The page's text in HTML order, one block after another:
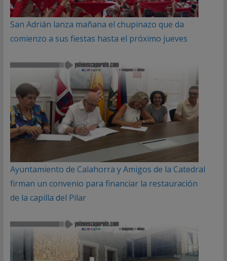
San Adrián lanza mañana el chupinazo que da
comienzo a sus fiestas hasta el próximo jueves
Ayuntamiento de Calahorra y Amigos de la Catedral
firman un convenio para financiar la restauración
de la capilla del Pilar